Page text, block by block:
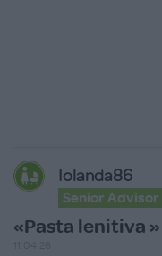
Iolanda86
Senior Advisor
«Pasta lenitiva »